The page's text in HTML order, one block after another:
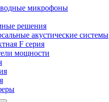
микрофоны
решения
акустические системы
F серия
мощности